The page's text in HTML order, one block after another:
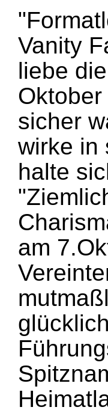
Vanity
liebe
sicher
wirke in
halte
am